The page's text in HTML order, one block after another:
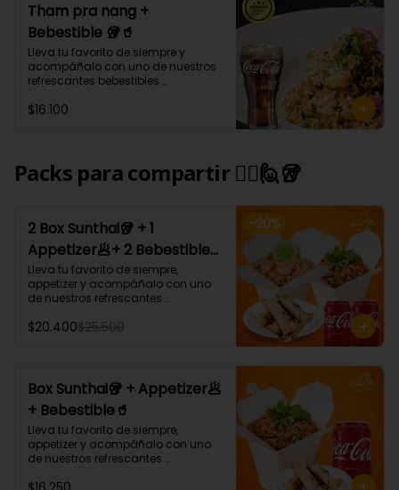
Tham pra nang +
Bebestible 🥡🥤
Lleva tu favorito de siempre y
acompáñalo con uno de nuestros
refrescantes bebestibles.
cremoso al coco curry
$16.100
Packs para compartir 🙋‍♀️🙋🥡
-20%
2 Box Sunthai🥡 + 1
Appetizer🥟+ 2 Bebestible
🥤 (Para 2 personas)
Lleva tu favorito de siempre,
appetizer y acompáñalo con uno
de nuestros refrescantes
¡Puedes armar tu platillo con las
$20.400$25.500
Box Sunthai🥡 + Appetizer🥟
+ Bebestible🥤
Lleva tu favorito de siempre,
appetizer y acompáñalo con uno
de nuestros refrescantes
¡Puedes armar tu platillo con las